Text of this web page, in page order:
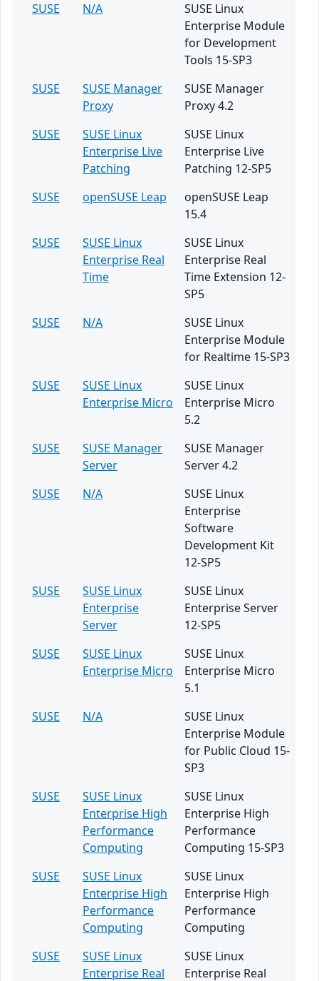
SUSE
N/A
SUSE Linux
Enterprise Module
for Development
Tools 15-SP3
SUSE
SUSE Manager
Proxy
SUSE Manager
Proxy 4.2
SUSE
SUSE Linux
Enterprise Live
Patching
SUSE Linux
Enterprise Live
Patching 12-SP5
SUSE
openSUSE Leap
openSUSE Leap
15.4
SUSE
SUSE Linux
Enterprise Real
Time
SUSE Linux
Enterprise Real
Time Extension 12-
SP5
SUSE
N/A
SUSE Linux
Enterprise Module
for Realtime 15-SP3
SUSE
SUSE Linux
Enterprise Micro
SUSE Linux
Enterprise Micro
5.2
SUSE
SUSE Manager
Server
SUSE Manager
Server 4.2
SUSE
N/A
SUSE Linux
Enterprise
Software
Development Kit
12-SP5
SUSE
SUSE Linux
Enterprise
Server
SUSE Linux
Enterprise Server
12-SP5
SUSE
SUSE Linux
Enterprise Micro
SUSE Linux
Enterprise Micro
5.1
SUSE
N/A
SUSE Linux
Enterprise Module
for Public Cloud 15-
SP3
SUSE
SUSE Linux
Enterprise High
Performance
Computing
SUSE Linux
Enterprise High
Performance
Computing 15-SP3
SUSE
SUSE Linux
Enterprise High
Performance
Computing
SUSE Linux
Enterprise High
Performance
Computing
SUSE
SUSE Linux
Enterprise Real
SUSE Linux
Enterprise Real